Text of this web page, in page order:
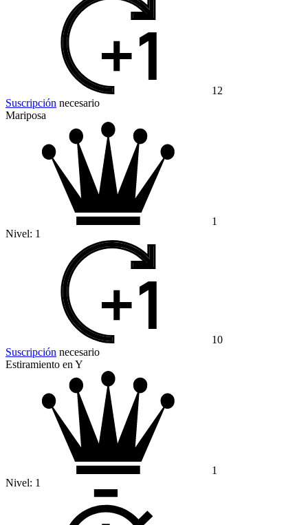
12
Suscripción necesario
Mariposa
1
Nivel: 1
10
Suscripción necesario
Estiramiento en Y
1
Nivel: 1